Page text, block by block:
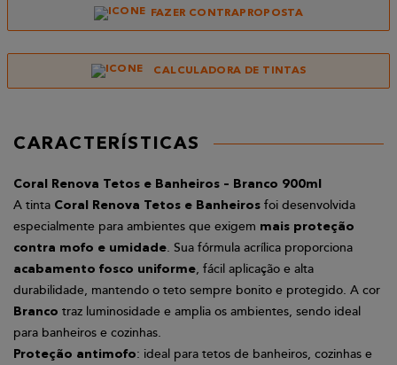
FAZER CONTRAPROPOSTA
CALCULADORA DE TINTAS
CARACTERÍSTICAS
Coral Renova Tetos e Banheiros – Branco 900ml
A tinta Coral Renova Tetos e Banheiros foi desenvolvida
especialmente para ambientes que exigem mais proteção
contra mofo e umidade. Sua fórmula acrílica proporciona
acabamento fosco uniforme, fácil aplicação e alta
durabilidade, mantendo o teto sempre bonito e protegido. A cor
Branco traz luminosidade e amplia os ambientes, sendo ideal
para banheiros e cozinhas.
Proteção antimofo: ideal para tetos de banheiros, cozinhas e